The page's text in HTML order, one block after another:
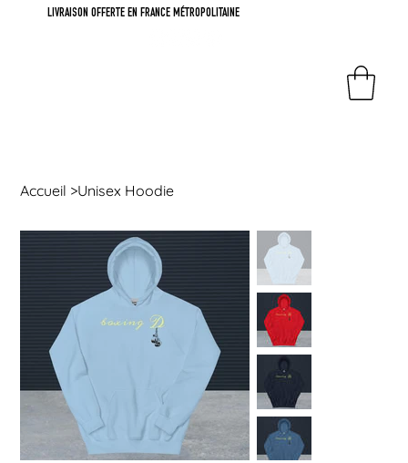
LIVRAISON OFFERTE EN FRANCE MÉTROPOLITAINE
Accueil >Unisex Hoodie